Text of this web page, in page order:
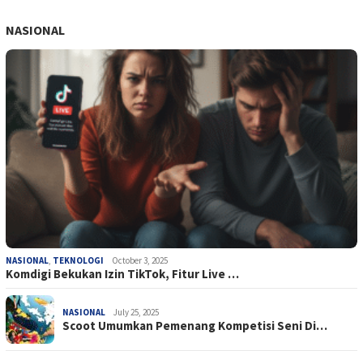
NASIONAL
NASIONAL, TEKNOLOGI October 3, 2025
Komdigi Bekukan Izin TikTok, Fitur Live …
NASIONAL July 25, 2025
Scoot Umumkan Pemenang Kompetisi Seni Di…